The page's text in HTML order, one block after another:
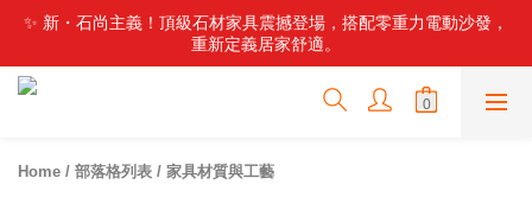
✨ 新・石尚主義！頂級石材家具震撼登場，搭配零重力電動沙發，
重新定義居家舒適。
✨ 新・石尚主義！頂級石材家具震撼登場，搭配零重力電動沙發，
重新定義居家舒適。
🤫 內行人才知道的寶藏地！部落客激推：東海隱藏版高品質家具
工廠，設計師款直接帶回家！
應，直營價輕鬆換新家！
Home / 部落格列表 / 家具材質與工藝